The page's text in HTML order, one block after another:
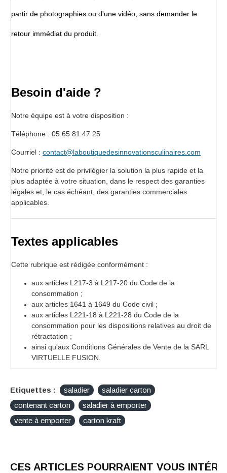
partir de photographies ou d'une vidéo, sans demander le
retour immédiat du produit.
Besoin d'aide ?
Notre équipe est à votre disposition :
Téléphone : 05 65 81 47 25
Courriel : contact@laboutiquedesinnovationsculinaires.com
Notre priorité est de privilégier la solution la plus rapide et la
plus adaptée à votre situation, dans le respect des garanties
légales et, le cas échéant, des garanties commerciales
applicables.
Textes applicables
Cette rubrique est rédigée conformément :
aux articles L217-3 à L217-20 du Code de la
consommation ;
aux articles 1641 à 1649 du Code civil ;
aux articles L221-18 à L221-28 du Code de la
consommation pour les dispositions relatives au droit de
rétractation ;
ainsi qu'aux Conditions Générales de Vente de la SARL
VIRTUELLE FUSION.
Etiquettes : saladier
saladier carton
contenant carton
saladier à emporter
vente à emporter
carton kraft
CES ARTICLES POURRAIENT VOUS